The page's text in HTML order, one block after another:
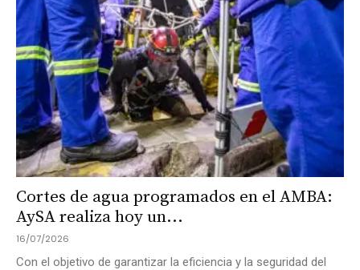
Cortes de agua programados en el AMBA:
AySA realiza hoy un...
16/07/2026
Con el objetivo de garantizar la eficiencia y la seguridad del